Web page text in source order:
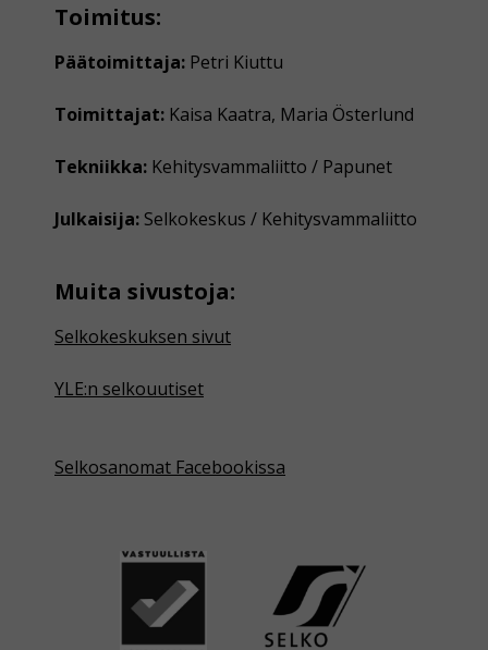
Toimitus:
Päätoimittaja: Petri Kiuttu
Toimittajat: Kaisa Kaatra, Maria Österlund
Tekniikka: Kehitysvammaliitto / Papunet
Julkaisija: Selkokeskus / Kehitysvammaliitto
Muita sivustoja:
Selkokeskuksen sivut
YLE:n selkouutiset
Selkosanomat Facebookissa